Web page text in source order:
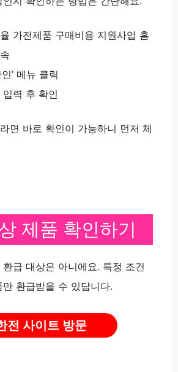
가전제품 구매비용 지원사업 홈
’ 메뉴 클릭
력 후 확인
면 바로 확인이 가능하니 먼저 체
제품 확인하기
환급 대상은 아니에요. 특정 조건
환급받을 수 있답니다.
전 사이트 방문